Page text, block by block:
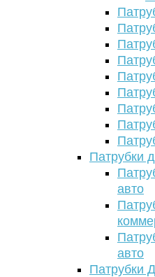
Патрубки
авто
авто
Патрубки